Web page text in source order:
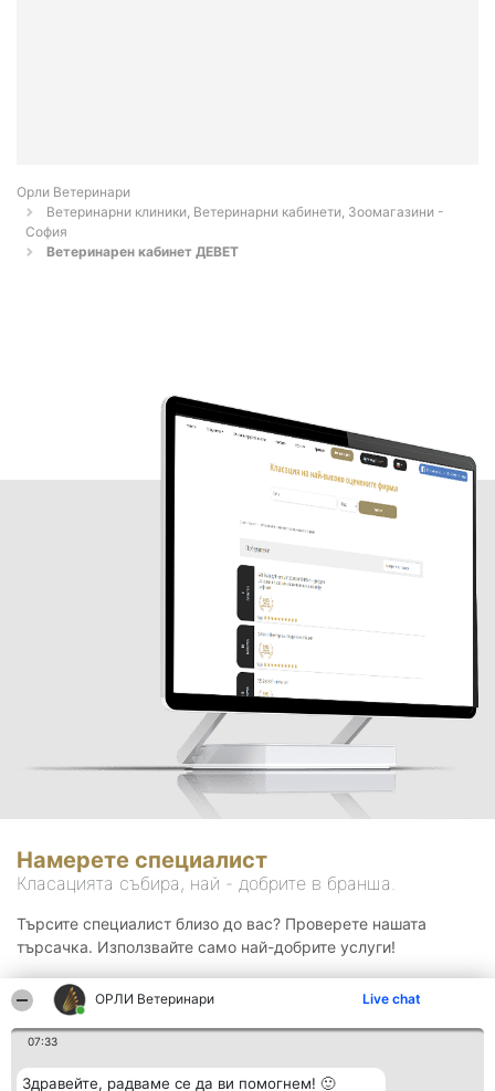
ОРЛИ Ветеринари Live chat
07:33
Здравейте, радваме се да ви помогнем! 🙂
Орли Ветеринари
Ветеринарни клиники, Ветеринарни кабинети, Зоомагазини -
София
Ветеринарен кабинет ДЕВЕТ
Намерете специалист
Класацията събира, най - добрите в бранша.
Търсите специалист близо до вас? Проверете нашата
търсачка. Използвайте само най-добрите услуги!